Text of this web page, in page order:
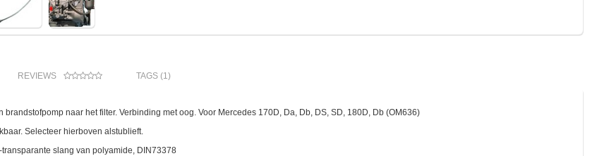
REVIEWS TAGS (1)
brandstofpomp naar het filter. Verbinding met oog. Voor Mercedes 170D, Da, Db, DS, SD, 180D, Db (OM636)
Selecteer hierboven alstublieft.
transparante slang van polyamide, DIN73378